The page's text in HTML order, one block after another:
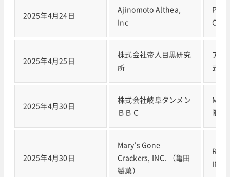
2025年4月24日
Ajinomoto Althea,
Inc
2025年4月25日
株式会社帝人目黒研究
所
アサ
式会
2025年4月30日
株式会社岐阜タンメン
ＢＢＣ
限責
2025年4月30日
Mary’s Gone
Crackers, INC. （亀田
製菓）